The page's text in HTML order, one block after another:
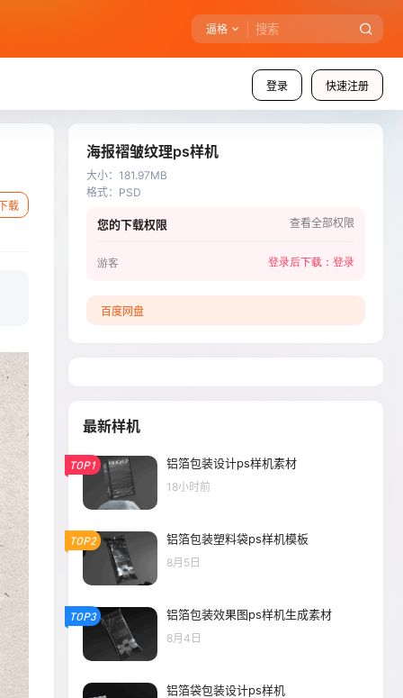
逼格
登录 快速注册
载
海报褶皱纹理ps样机
大小： 181.97MB
格式： PSD
您的下载权限 查看全部权限
游客 登录后下载： 登录
百度网盘
最新样机
TOP1 铝箔包装设计ps样机素材
18小时前
TOP2 铝箔包装塑料袋ps样机模板
8月5日
TOP3 铝箔包装效果图ps样机生成素材
8月4日
铝箔袋包装设计ps样机